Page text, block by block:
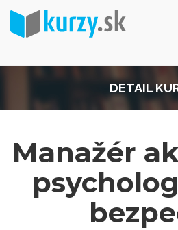
DETAIL
Manažér